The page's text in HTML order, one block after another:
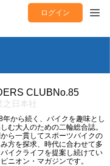
ログイン
CLUBNo.85
之日本社
年から続く、バイクを趣味とし
む大人のための二輪総合誌。
ら一貫してスポーツバイクの
方を探求、時代に合わせて多
イクライフを提案し続けてい
ニオン・マガジンです。